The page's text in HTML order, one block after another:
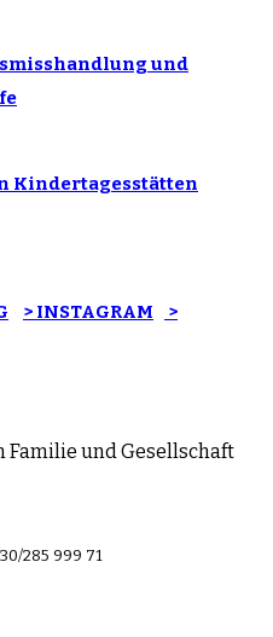
und
Kindertagesstätten
> INSTAGRAM
>
Familie und Gesellschaft
285 999 71